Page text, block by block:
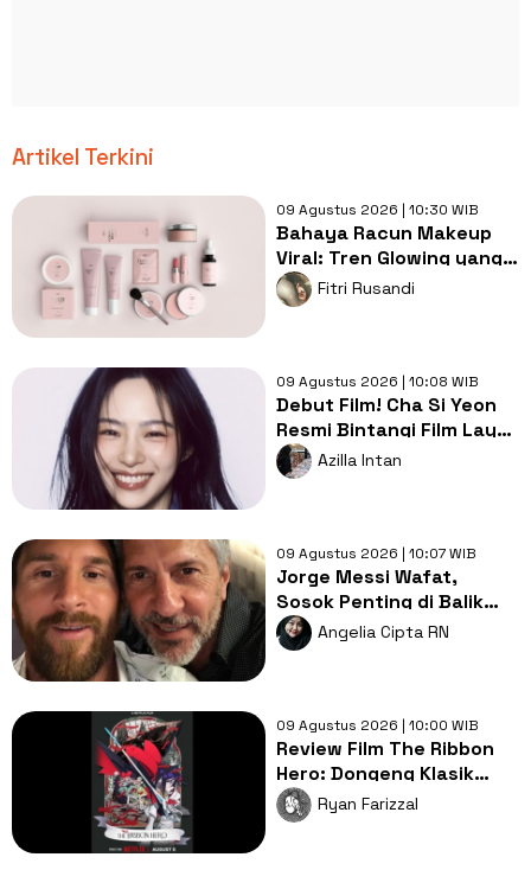
Artikel Terkini
09 Agustus 2026 | 10:30 WIB
Bahaya Racun Makeup
Viral: Tren Glowing yang
Merusak Kulit Wajah
Fitri Rusandi
09 Agustus 2026 | 10:08 WIB
Debut Film! Cha Si Yeon
Resmi Bintangi Film Layar
Lebar The Pinnacle
Azilla Intan
09 Agustus 2026 | 10:07 WIB
Jorge Messi Wafat,
Sosok Penting di Balik
Karier Lionel Messi
Angelia Cipta RN
09 Agustus 2026 | 10:00 WIB
Review Film The Ribbon
Hero: Dongeng Klasik
Tezuka dalam Balutan
Modernitas
Ryan Farizzal